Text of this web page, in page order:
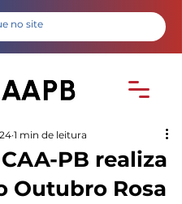
PB realiza
Outubro Rosa
1 min de leitura